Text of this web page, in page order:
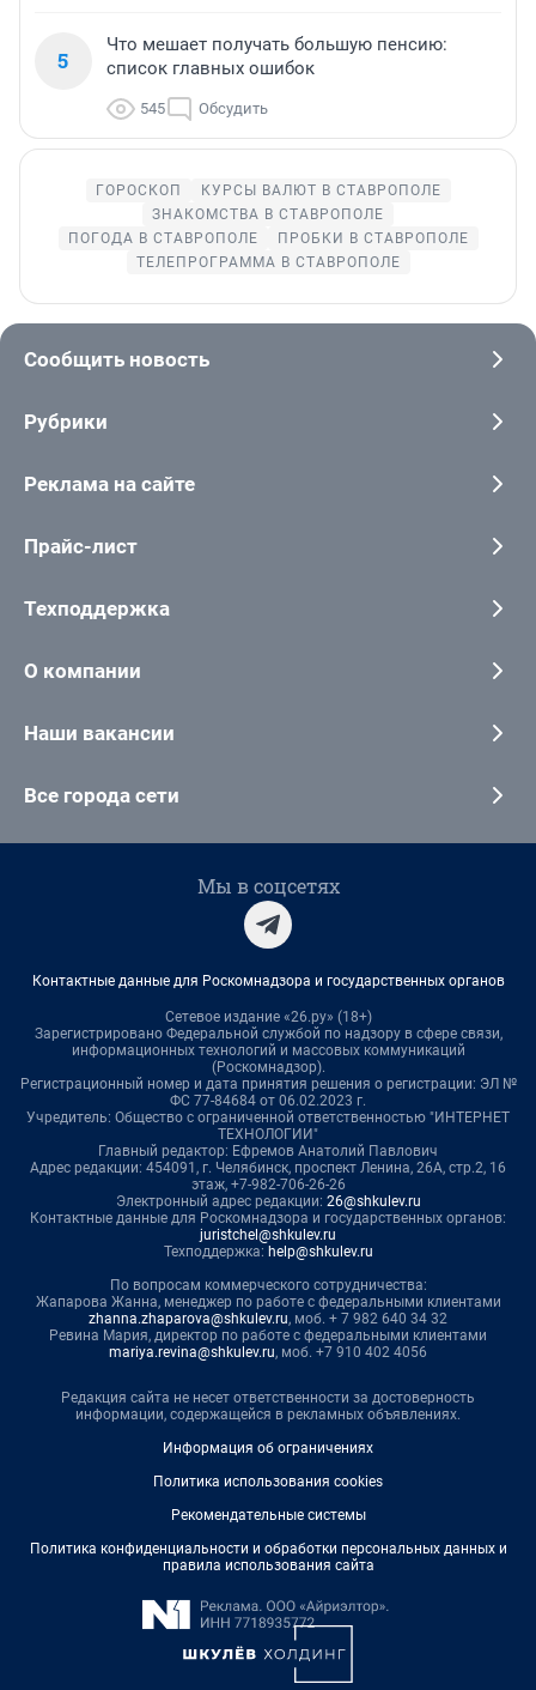
5
Что мешает получать большую пенсию:
список главных ошибок
545 Обсудить
ГОРОСКОП
КУРСЫ ВАЛЮТ В СТАВРОПОЛЕ
ЗНАКОМСТВА В СТАВРОПОЛЕ
ПОГОДА В СТАВРОПОЛЕ
ПРОБКИ В СТАВРОПОЛЕ
ТЕЛЕПРОГРАММА В СТАВРОПОЛЕ
Сообщить новость
Рубрики
Реклама на сайте
Прайс-лист
Техподдержка
О компании
Наши вакансии
Все города сети
Мы в соцсетях
Контактные данные для Роскомнадзора и государственных органов
Сетевое издание «26.ру» (18+)
Зарегистрировано Федеральной службой по надзору в сфере связи,
информационных технологий и массовых коммуникаций
(Роскомнадзор).
Регистрационный номер и дата принятия решения о регистрации: ЭЛ №
ФС 77-84684 от 06.02.2023 г.
Учредитель: Общество с ограниченной ответственностью "ИНТЕРНЕТ
ТЕХНОЛОГИИ"
Главный редактор: Ефремов Анатолий Павлович
Адрес редакции: 454091, г. Челябинск, проспект Ленина, 26А, стр.2, 16
этаж, +7-982-706-26-26
Электронный адрес редакции: 26@shkulev.ru
Контактные данные для Роскомнадзора и государственных органов:
juristchel@shkulev.ru
Техподдержка: help@shkulev.ru
По вопросам коммерческого сотрудничества:
Жапарова Жанна, менеджер по работе с федеральными клиентами
zhanna.zhaparova@shkulev.ru, моб. + 7 982 640 34 32
Ревина Мария, директор по работе с федеральными клиентами
mariya.revina@shkulev.ru, моб. +7 910 402 4056
Редакция сайта не несет ответственности за достоверность
информации, содержащейся в рекламных объявлениях.
Информация об ограничениях
Политика использования cookies
Рекомендательные системы
Политика конфиденциальности и обработки персональных данных и
правила использования сайта